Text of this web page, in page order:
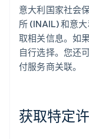
意大利国家社会
所 (INAIL) 和意
取相关信息。如
自行选择。您还
付服务商关联。
获取特定